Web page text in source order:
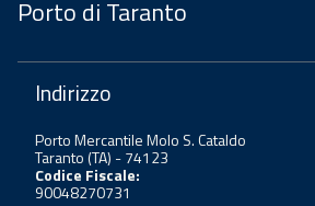
Porto di Taranto
Indirizzo
Porto Mercantile Molo S. Cataldo
Taranto (TA) - 74123
Codice Fiscale:
90048270731